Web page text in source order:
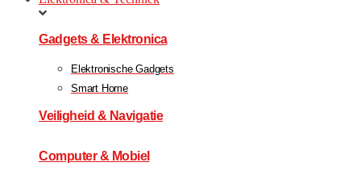
Gadgets & Elektronica
Elektronische Gadgets
Smart Home
Veiligheid & Navigatie
Computer & Mobiel